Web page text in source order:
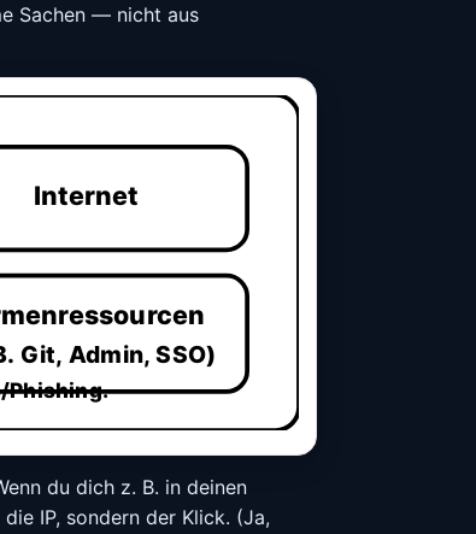
Sachen — nicht aus
Internet
Git, Admin, SSO)
Phishing.
du dich z. B. in deinen
IP, sondern der Klick. (Ja,